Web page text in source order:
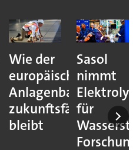
Wie der
europäische
Anlagenbau
zukunftsfähig
bleibt
Sasol
nimmt
für